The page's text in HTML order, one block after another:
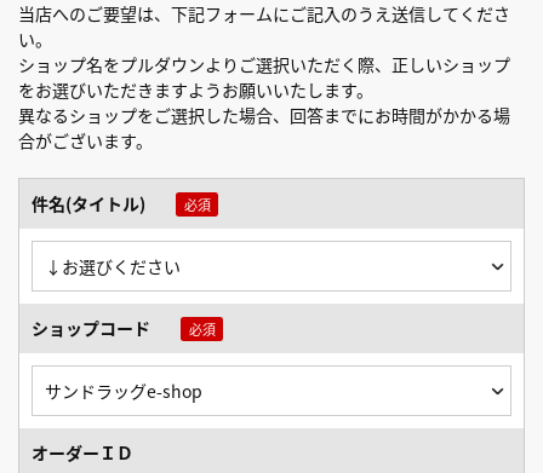
当店へのご要望は、下記フォームにご記入のうえ送信してくださ
い。
ショップ名をプルダウンよりご選択いただく際、正しいショップ
をお選びいただきますようお願いいたします。
異なるショップをご選択した場合、回答までにお時間がかかる場
合がございます。
件名(タイトル)
ショップコード
オーダーＩＤ